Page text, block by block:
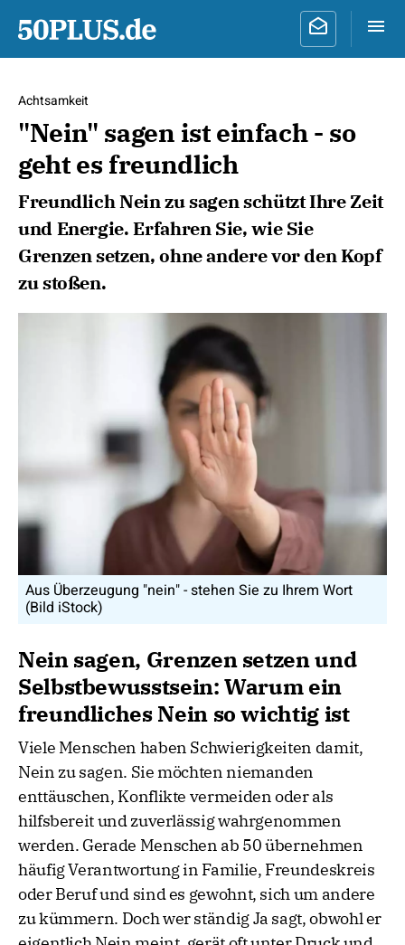
Achtsamkeit
"Nein" sagen ist einfach - so
geht es freundlich
Freundlich Nein zu sagen schützt Ihre Zeit
und Energie. Erfahren Sie, wie Sie
Grenzen setzen, ohne andere vor den Kopf
zu stoßen.
Aus Überzeugung "nein" - stehen Sie zu Ihrem Wort
(Bild iStock)
Nein sagen, Grenzen setzen und
Selbstbewusstsein: Warum ein
freundliches Nein so wichtig ist
Viele Menschen haben Schwierigkeiten damit,
Nein zu sagen. Sie möchten niemanden
enttäuschen, Konflikte vermeiden oder als
hilfsbereit und zuverlässig wahrgenommen
werden. Gerade Menschen ab 50 übernehmen
häufig Verantwortung in Familie, Freundeskreis
oder Beruf und sind es gewohnt, sich um andere
zu kümmern. Doch wer ständig Ja sagt, obwohl er